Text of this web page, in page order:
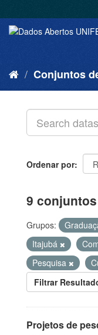
Conjuntos
Ordenar por
9
Grupos:
Itajubá
Pesquisa
Filtrar
Projetos de